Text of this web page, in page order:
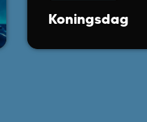
Koningsdag